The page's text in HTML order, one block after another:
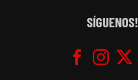
SÍGUENOS!